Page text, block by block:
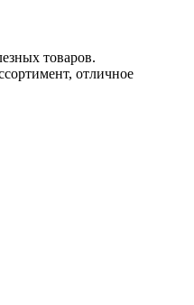
товаров.
отличное